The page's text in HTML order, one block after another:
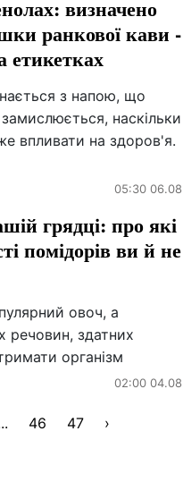
визначено
ранкової кави -
етикетках
з напою, що
наскільки
впливати на здоров'я.
05:30 06.08
грядці: про які
помідорів ви й не
овоч, а
речовин, здатних
організм
02:00 04.08
46 47 ›